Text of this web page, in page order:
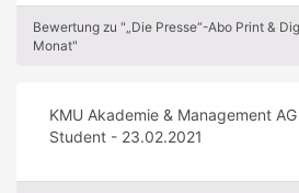
Bewertung zu "„Die Presse“-Abo Print &
Monat"
KMU Akademie & Management AG
Student - 23.02.2021